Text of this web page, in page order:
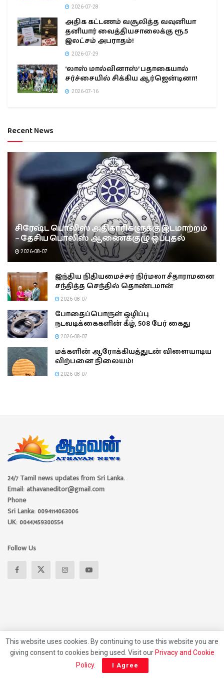
2026-07-28
அதிக கட்டணம் வசூலித்த வவுனியா
தனியார் வைத்தியசாலைக்கு ரூ.5
இலட்சம் அபராதம்!
2026-07-29
‘லாஸ் மால்வினாஸ்’ பதாகையால்
சர்ச்சையில் சிக்கிய ஆர்ஜென்டினா!
2026-07-16
Recent News
சிரேஷ்ட பொலிஸ் அதிகாரிகளுக்கு இடமாற்றம்
– தேசிய பொலிஸ் ஆணைக்குழு ஒப்புதல்
2026-08-07
இந்திய நிதியமைச்சர் நிர்மலா சீதாராமனை
சந்தித்த செந்தில் தொண்டமான்
2026-08-07
போதைப்பொருள் ஒழிப்பு
நடவடிக்கைகளின் கீழ், 508 பேர் கைது
2026-08-07
மக்களின் ஆரோக்கியத்துடன் விளையாடிய
விற்பனை நிலையம்!
2026-08-07
24/7 Tamil news updates from Sri Lanka.
Email: athavaneditor@gmail.com
Phone
Sri Lanka: 0094114063006
UK: 00447459300554
Follow Us
About Privacy Policy Contact Us
This website uses cookies. By continuing to use this website you are
giving consent to cookies being used. Visit our Privacy and Cookie
Policy. I Agree